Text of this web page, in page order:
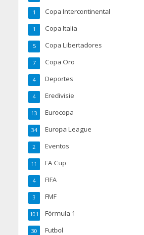
Copa Intercontinental
1
Copa Italia
1
Copa Libertadores
5
Copa Oro
7
Deportes
4
Eredivisie
4
Eurocopa
13
Europa League
34
Eventos
2
FA Cup
11
FIFA
4
FMF
3
Fórmula 1
101
Futbol
30